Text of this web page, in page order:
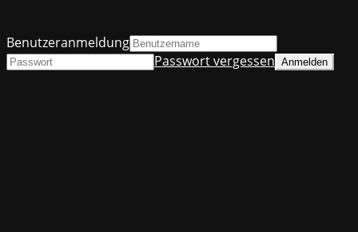
Benutzeranmeldung
Passwort vergessen